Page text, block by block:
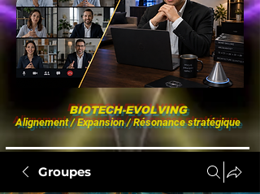
BIOTECH-EVOLVING
Alignement / Expansion / Résonance stratégique
Groupes